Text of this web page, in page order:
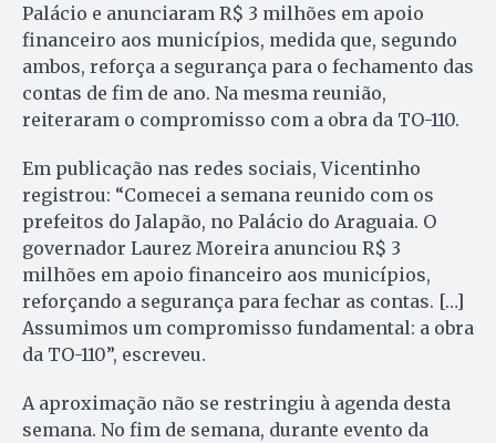
Palácio e anunciaram R$ 3 milhões em apoio
financeiro aos municípios, medida que, segundo
ambos, reforça a segurança para o fechamento das
contas de fim de ano. Na mesma reunião,
reiteraram o compromisso com a obra da TO-110.
Em publicação nas redes sociais, Vicentinho
registrou: “Comecei a semana reunido com os
prefeitos do Jalapão, no Palácio do Araguaia. O
governador Laurez Moreira anunciou R$ 3
milhões em apoio financeiro aos municípios,
reforçando a segurança para fechar as contas. […]
Assumimos um compromisso fundamental: a obra
da TO-110”, escreveu.
A aproximação não se restringiu à agenda desta
semana. No fim de semana, durante evento da